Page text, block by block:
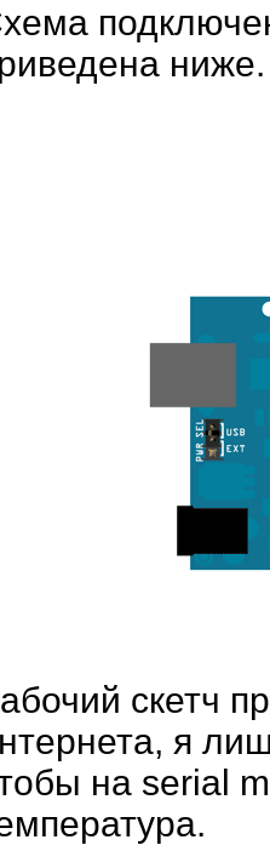
скетч
я
на serial